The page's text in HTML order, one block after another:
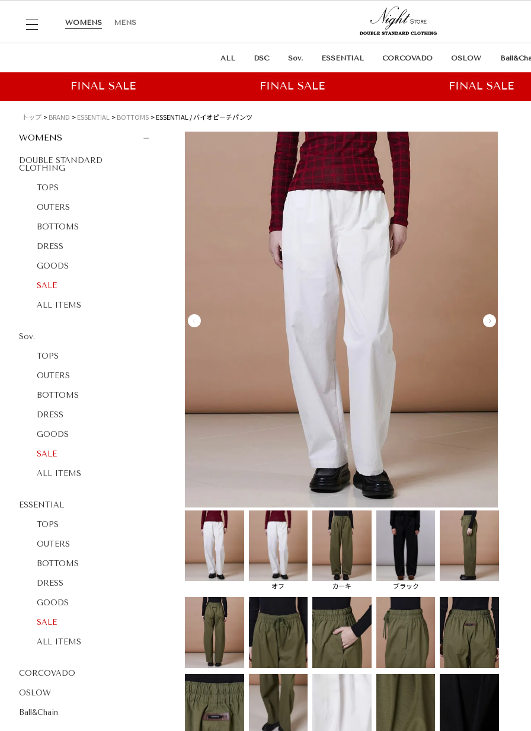
WOMENS MENS
ALL DSC Sov. ESSENTIAL CORCOVADO OSLOW
トップ BRAND ESSENTIAL BOTTOMS ESSENTIAL / バイオピーチパンツ
WOMENS
DOUBLE STANDARD
CLOTHING
TOPS
OUTERS
BOTTOMS
DRESS
GOODS
SALE
ALL ITEMS
Sov.
TOPS
OUTERS
BOTTOMS
DRESS
GOODS
SALE
ALL ITEMS
ESSENTIAL
TOPS
OUTERS
BOTTOMS
DRESS
GOODS
SALE
ALL ITEMS
CORCOVADO
OSLOW
Ball&Chain
オフ カーキ ブラック